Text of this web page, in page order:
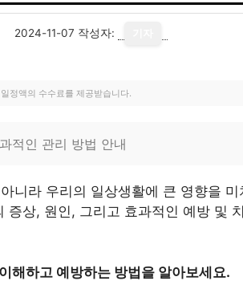
2024-11-07 작성자:
정액의 수수료를 제공받습니다.
적인 관리 방법 안내
니라 우리의 일상생활에 큰 영향을
증상, 원인, 그리고 효과적인 예방 및
해하고 예방하는 방법을 알아보세요.